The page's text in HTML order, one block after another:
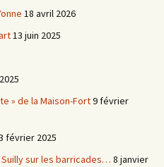
18 avril 2026
13 juin 2025
» de la Maison-Fort9 février
février 2025
sur les barricades… 8 janvier